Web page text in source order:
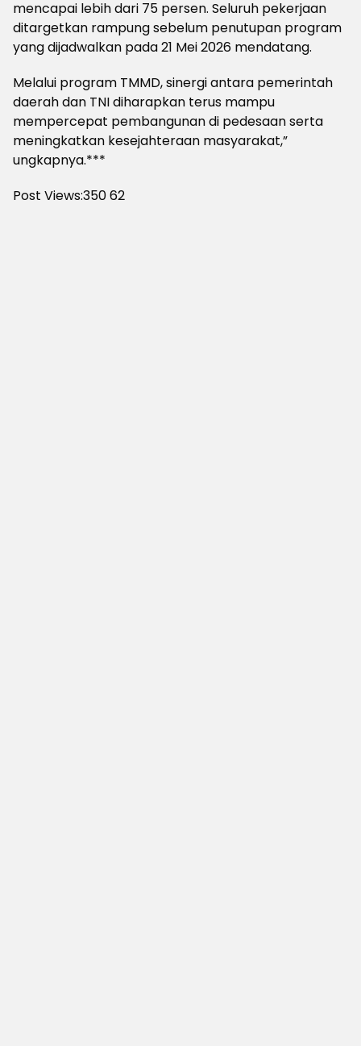
mencapai lebih dari 75 persen. Seluruh pekerjaan
ditargetkan rampung sebelum penutupan program
yang dijadwalkan pada 21 Mei 2026 mendatang.
Melalui program TMMD, sinergi antara pemerintah
daerah dan TNI diharapkan terus mampu
mempercepat pembangunan di pedesaan serta
meningkatkan kesejahteraan masyarakat,”
ungkapnya.***
Post Views:35062